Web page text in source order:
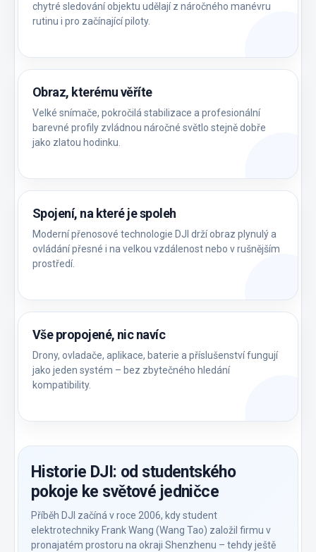
chytré sledování objektu udělají z náročného manévru
rutinu i pro začínající piloty.
Obraz, kterému věříte
Velké snímače, pokročilá stabilizace a profesionální
barevné profily zvládnou náročné světlo stejně dobře
jako zlatou hodinku.
Spojení, na které je spoleh
Moderní přenosové technologie DJI drží obraz plynulý a
ovládání přesné i na velkou vzdálenost nebo v rušnějším
prostředí.
Vše propojené, nic navíc
Drony, ovladače, aplikace, baterie a příslušenství fungují
jako jeden systém – bez zbytečného hledání
kompatibility.
Historie DJI: od studentského
pokoje ke světové jedničce
Příběh DJI začíná v roce 2006, kdy student
elektrotechniky Frank Wang (Wang Tao) založil firmu v
pronajatém prostoru na okraji Shenzhenu – tehdy ještě